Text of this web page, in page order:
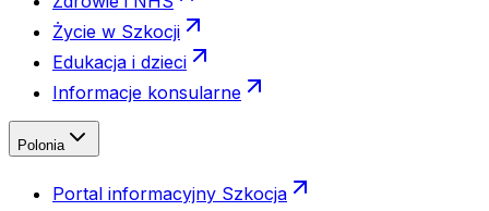
Życie w Szkocji
Edukacja i dzieci
Informacje konsularne
Polonia
Portal informacyjny Szkocja